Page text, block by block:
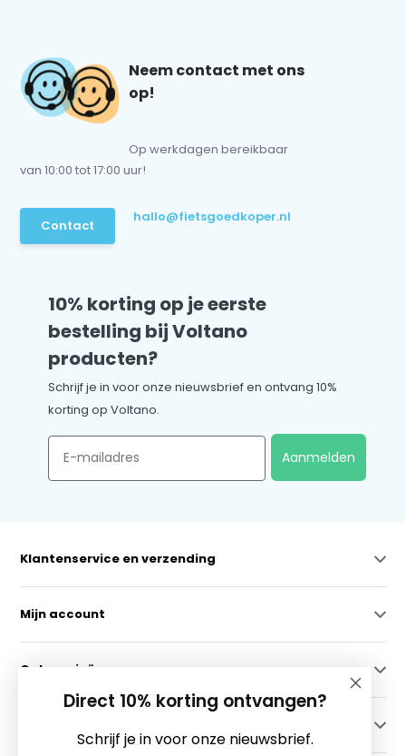
Neem contact met ons
op!
Op werkdagen bereikbaar
van 10:00 tot 17:00 uur!
Contact
hallo@fietsgoedkoper.nl
10% korting op je eerste
bestelling bij Voltano
producten?
Schrijf je in voor onze nieuwsbrief en ontvang 10%
korting op Voltano.
Email
Aanmelden
Klantenservice en verzending
Mijn account
Categorieën
Direct 10% korting ontvangen?
Schrijf je in voor onze nieuwsbrief.